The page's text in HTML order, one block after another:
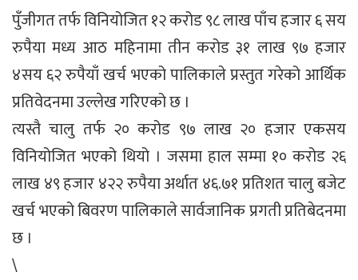
पुँजीगत तर्फ विनियोजित १२ करोड ९८ लाख पाँच हजार ६ सय
रुपैया मध्य आठ महिनामा तीन करोड ३१ लाख ९७ हजार
४सय ६२ रुपैयाँ खर्च भएको पालिकाले प्रस्तुत गरेको आर्थिक
प्रतिवेदनमा उल्लेख गरिएको छ ।
त्यस्तै चालु तर्फ २० करोड ९७ लाख २० हजार एकसय
विनियोजित भएको थियो । जसमा हाल सम्मा १० करोड २६
लाख ४९ हजार ४२२ रुपैया अर्थात ४६.७१ प्रतिशत चालु बजेट
खर्च भएको बिवरण पालिकाले सार्वजानिक प्रगती प्रतिबेदनमा
छ ।
\